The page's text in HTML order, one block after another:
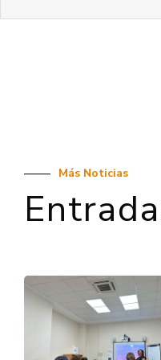
Más Noticias